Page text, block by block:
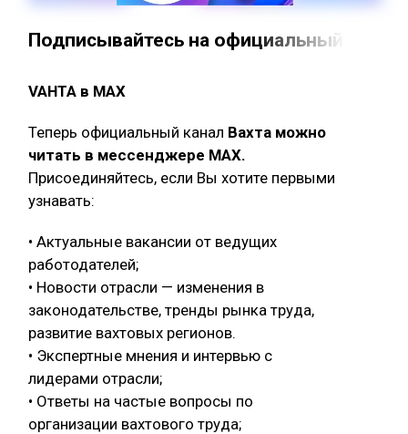
Подписывайтесь на официальный канал
VAHTA в MAX
Теперь официальный канал Вахта можно
читать в мессенджере MAX.
Присоединяйтесь, если Вы хотите первыми
узнавать:
• Актуальные вакансии от ведущих
работодателей;
• Новости отрасли — изменения в
законодательстве, тренды рынка труда,
развитие вахтовых регионов.
• Экспертные мнения и интервью с
лидерами отрасли;
• Ответы на частые вопросы по
организации вахтового труда;